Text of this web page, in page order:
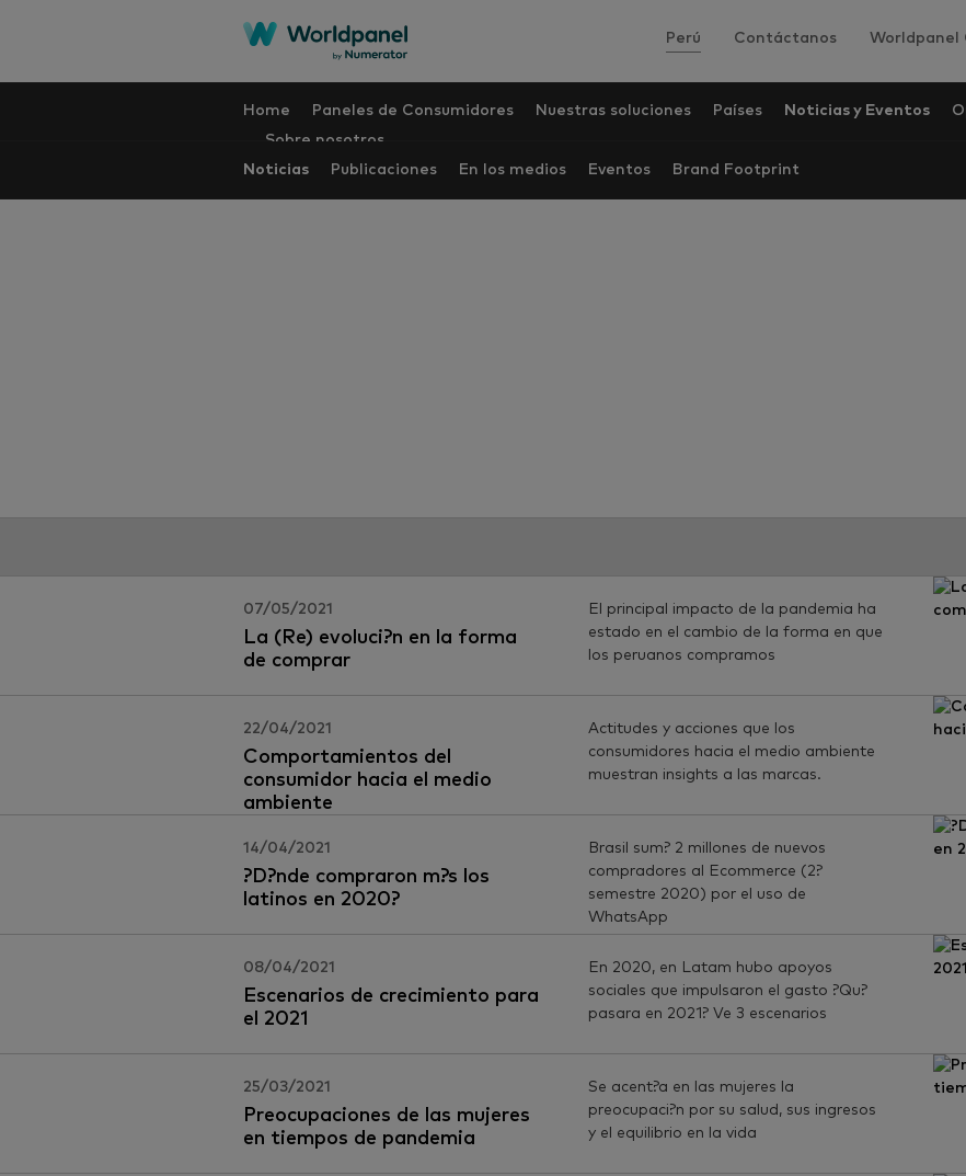
Perú Contáctanos Worldpanel
Home Paneles de Consumidores Nuestras soluciones Países Noticias y Eventos
Sobre nosotros
Noticias
Publicaciones En los medios Eventos Brand Footprint
07/05/2021
La (Re) evoluci?n en la forma
de comprar
El principal impacto de la pandemia ha
estado en el cambio de la forma en que
los peruanos compramos
22/04/2021
Comportamientos del
consumidor hacia el medio
ambiente
Actitudes y acciones que los
consumidores hacia el medio ambiente
muestran insights a las marcas.
14/04/2021
?D?nde compraron m?s los
latinos en 2020?
Brasil sum? 2 millones de nuevos
compradores al Ecommerce (2?
semestre 2020) por el uso de
WhatsApp
08/04/2021
Escenarios de crecimiento para
el 2021
En 2020, en Latam hubo apoyos
sociales que impulsaron el gasto ?Qu?
pasara en 2021? Ve 3 escenarios
25/03/2021
Preocupaciones de las mujeres
en tiempos de pandemia
Se acent?a en las mujeres la
preocupaci?n por su salud, sus ingresos
y el equilibrio en la vida